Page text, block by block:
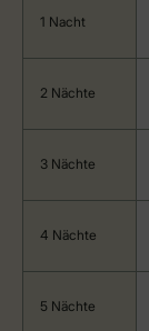
1 Nacht
2 Nächte
3 Nächte
4 Nächte
5 Nächte